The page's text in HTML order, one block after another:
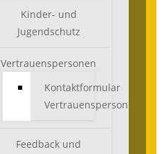
Kinder- und
Jugendschutz
Vertrauenspersonen
Kontaktformular
Vertrauensperson
Feedback und